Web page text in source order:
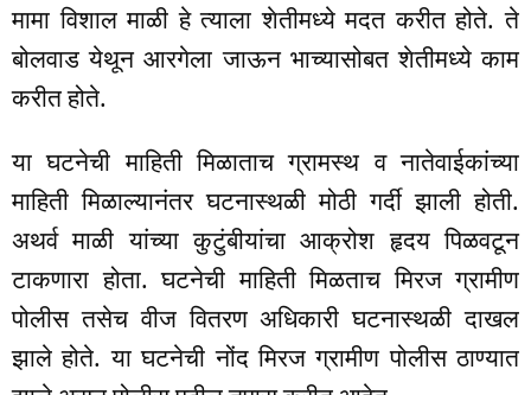
मामा विशाल माळी हे त्याला शेतीमध्ये मदत करीत होते. ते
बोलवाड येथून आरगेला जाऊन भाच्यासोबत शेतीमध्ये काम
करीत होते.
या घटनेची माहिती मिळाताच ग्रामस्थ व नातेवाईकांच्या
माहिती मिळाल्यानंतर घटनास्थळी मोठी गर्दी झाली होती.
अथर्व माळी यांच्या कुटुंबीयांचा आक्रोश हृदय पिळवटून
टाकणारा होता. घटनेची माहिती मिळताच मिरज ग्रामीण
पोलीस तसेच वीज वितरण अधिकारी घटनास्थळी दाखल
झाले होते. या घटनेची नोंद मिरज ग्रामीण पोलीस ठाण्यात